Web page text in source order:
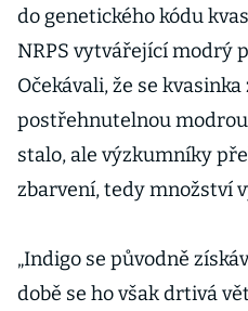
do genetického kódu
NRPS vytvářející modrý
Očekávali, že se
postřehnutelnou
stalo, ale výzkumníky
zbarvení, tedy množství
„Indigo se původně
době se ho však drtivá